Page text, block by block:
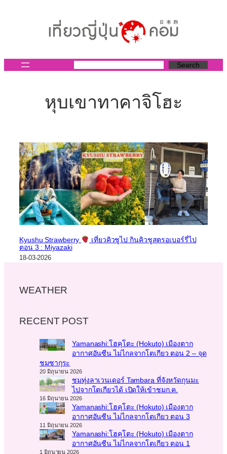
Search
หุบเขาทาคาจิโฮะ
Kyushu Strawberry
เที่ยวคิวชูไป กินคิวชูสตรอเบอร์รี่ไป
ตอน 3 : Miyazaki
18-03-2026
WEATHER
RECENT POST
Yamanashi:โฮคุโตะ (Hokuto) เมืองตาก
อากาศอันซีน ไม่ไกลจากโตเกียว ตอน 2 – จุด
ชมซากุระ
20 มิถุนายน 2026
ชมทุ่งลาเวนเดอร์ Tambara ที่จังหวัดกุนมะ
ไปจากโตเกียวได้ เปิดให้เข้าชมก.ค.
16 มิถุนายน 2026
Yamanashi:โฮคุโตะ (Hokuto) เมืองตาก
อากาศอันซีน ไม่ไกลจากโตเกียว ตอน 3
11 มิถุนายน 2026
Yamanashi:โฮคุโตะ (Hokuto) เมืองตาก
อากาศอันซีน ไม่ไกลจากโตเกียว ตอน 1
1 มิถุนายน 2026